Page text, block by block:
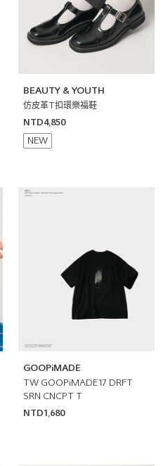
BEAUTY & YOUTH
仿皮革T扣環樂福鞋
NTD4,850
NEW
GOOPiMADE
TW GOOPiMADE17 DRFT
SRN CNCPT T
NTD1,680